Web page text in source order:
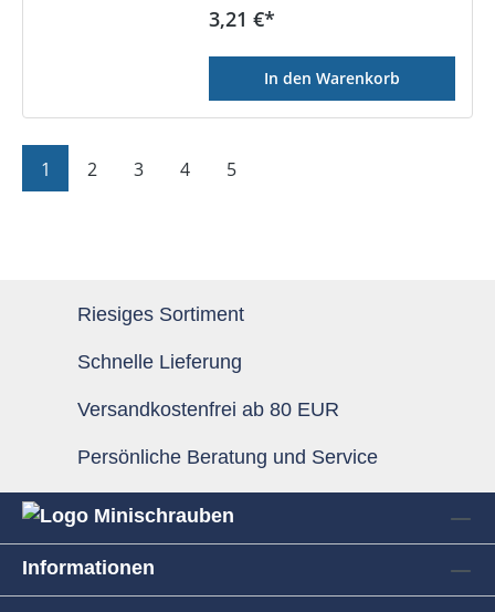
Regulärer Preis:
3,21 €*
In den Warenkorb
Seite
1 Seite
2 Seite
3 Seite
4 Seite
5
Riesiges Sortiment
Schnelle Lieferung
Versandkostenfrei ab 80 EUR
Persönliche Beratung und Service
Informationen